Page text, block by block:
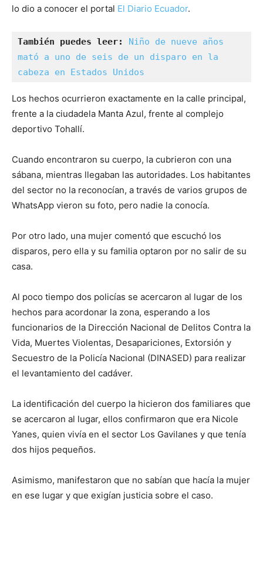
lo dio a conocer el portal El Diario Ecuador.
También puedes leer: Niño de nueve años
mató a uno de seis de un disparo en la
cabeza en Estados Unidos
Los hechos ocurrieron exactamente en la calle principal,
frente a la ciudadela Manta Azul, frente al complejo
deportivo Tohallí.
Cuando encontraron su cuerpo, la cubrieron con una
sábana, mientras llegaban las autoridades. Los habitantes
del sector no la reconocían, a través de varios grupos de
WhatsApp vieron su foto, pero nadie la conocía.
Por otro lado, una mujer comentó que escuchó los
disparos, pero ella y su familia optaron por no salir de su
casa.
Al poco tiempo dos policías se acercaron al lugar de los
hechos para acordonar la zona, esperando a los
funcionarios de la Dirección Nacional de Delitos Contra la
Vida, Muertes Violentas, Desapariciones, Extorsión y
Secuestro de la Policía Nacional (DINASED) para realizar
el levantamiento del cadáver.
La identificación del cuerpo la hicieron dos familiares que
se acercaron al lugar, ellos confirmaron que era Nicole
Yanes, quien vivía en el sector Los Gavilanes y que tenía
dos hijos pequeños.
Asimismo, manifestaron que no sabían que hacía la mujer
en ese lugar y que exigían justicia sobre el caso.